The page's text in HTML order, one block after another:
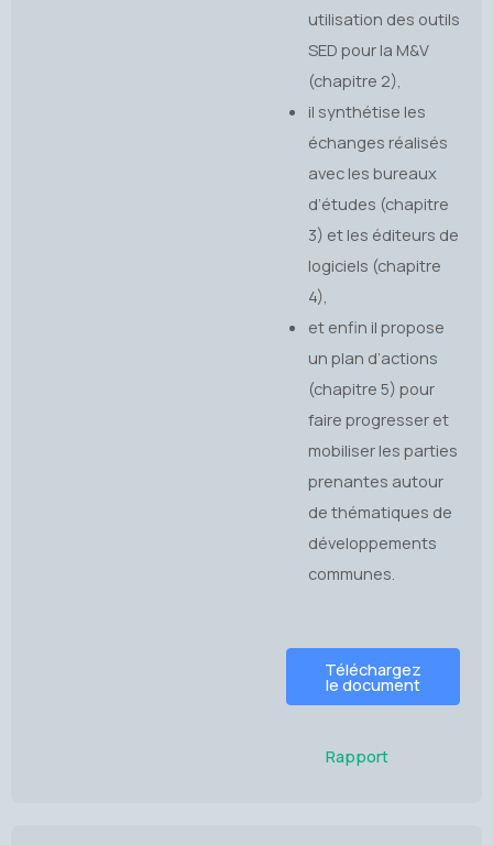
utilisation des outils
SED pour la M&V
(chapitre 2),
il synthétise les
échanges réalisés
avec les bureaux
d’études (chapitre
3) et les éditeurs de
logiciels (chapitre
4),
et enfin il propose
un plan d’actions
(chapitre 5) pour
faire progresser et
mobiliser les parties
prenantes autour
de thématiques de
développements
communes.
Téléchargez
le document
Rapport